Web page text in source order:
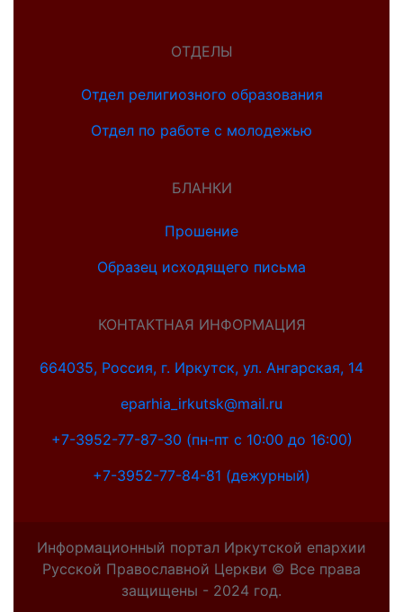
ОТДЕЛЫ
Отдел религиозного образования
Отдел по работе с молодежью
БЛАНКИ
Прошение
Образец исходящего письма
КОНТАКТНАЯ ИНФОРМАЦИЯ
664035, Россия, г. Иркутск, ул. Ангарская, 14
eparhia_irkutsk@mail.ru
+7-3952-77-87-30 (пн-пт с 10:00 до 16:00)
+7-3952-77-84-81 (дежурный)
Информационный портал Иркутской епархии
Русской Православной Церкви © Все права
защищены - 2024 год.